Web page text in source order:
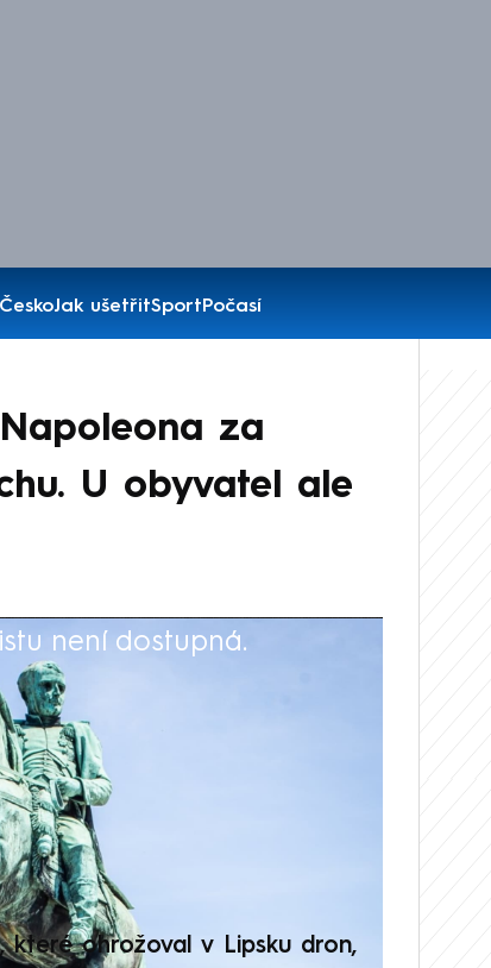
Jak ušetřitSportPočasí
za
U obyvatel ale
není dostupná.
které ohrožoval v Lipsku dron,